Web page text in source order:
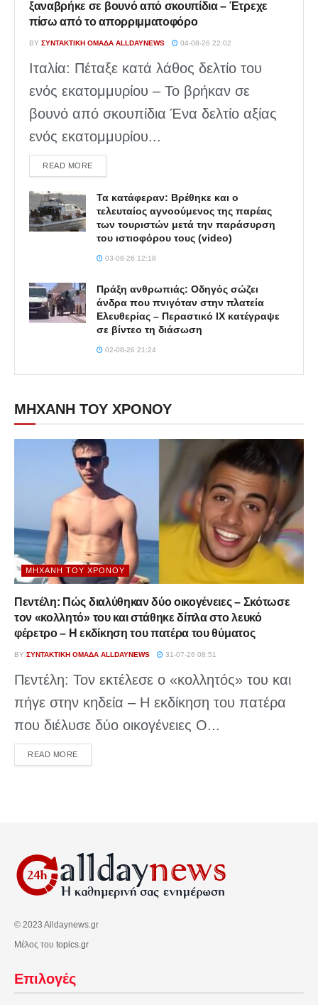
ξαναβρήκε σε βουνό από σκουπίδια – Έτρεχε
πίσω από το απορριμματοφόρο
BY ΣΥΝΤΑΚΤΙΚΉ ΟΜΆΔΑ ALLDAYNEWS 04-08-26 22:02
Ιταλία: Πέταξε κατά λάθος δελτίο του
ενός εκατομμυρίου – Το βρήκαν σε
βουνό από σκουπίδια Ένα δελτίο αξίας
ενός εκατομμυρίου...
READ MOREDETAILS
Τα κατάφεραν: Βρέθηκε και ο
τελευταίος αγνοούμενος της παρέας
των τουριστών μετά την παράσυρση
του ιστιοφόρου τους (video)
03-08-26 12:18
Πράξη ανθρωπιάς: Οδηγός σώζει
άνδρα που πνιγόταν στην πλατεία
Ελευθερίας – Περαστικό ΙΧ κατέγραψε
σε βίντεο τη διάσωση
02-08-26 21:24
ΜΗΧΑΝΗ ΤΟΥ ΧΡΟΝΟΥ
ΜΗΧΑΝΉ ΤΟΥ ΧΡΌΝΟΥ
Πεντέλη: Πώς διαλύθηκαν δύο οικογένειες – Σκότωσε
τον «κολλητό» του και στάθηκε δίπλα στο λευκό
φέρετρο – Η εκδίκηση του πατέρα του θύματος
BY ΣΥΝΤΑΚΤΙΚΉ ΟΜΆΔΑ ALLDAYNEWS 31-07-26 08:51
Πεντέλη: Τον εκτέλεσε ο «κολλητός» του και
πήγε στην κηδεία – Η εκδίκηση του πατέρα
που διέλυσε δύο οικογένειες Ο...
READ MOREDETAILS
© 2023 Alldaynews.gr
Μέλος του topics.gr
Επιλογές